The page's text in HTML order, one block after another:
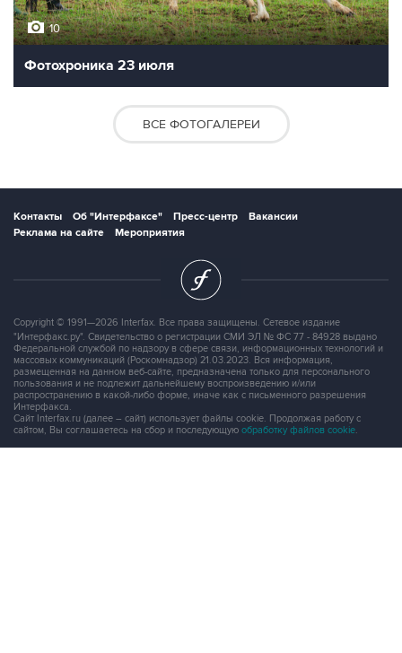
10
Фотохроника 23 июля
ВСЕ ФОТОГАЛЕРЕИ
Контакты Об "Интерфаксе" Пресс-центр
Вакансии
Реклама на сайте
Мероприятия
Copyright © 1991—2026 Interfax. Все права защищены. Сетевое издание
"Интерфакс.ру". Свидетельство о регистрации СМИ ЭЛ № ФС 77 - 84928 выдано
Федеральной службой по надзору в сфере связи, информационных технологий и
массовых коммуникаций (Роскомнадзор) 21.03.2023. Вся информация,
размещенная на данном веб-сайте, предназначена только для персонального
пользования и не подлежит дальнейшему воспроизведению и/или
распространению в какой-либо форме, иначе как с письменного разрешения
Интерфакса.
Сайт Interfax.ru (далее – сайт) использует файлы cookie. Продолжая работу с
сайтом, Вы соглашаетесь на сбор и последующую обработку файлов cookie.